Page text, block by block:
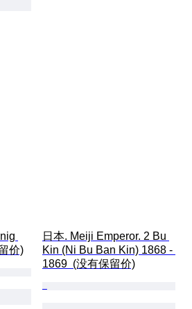
价)
日本. Meiji Emperor. 2 Bu
Kin (Ni Bu Ban Kin) 1868 -
1869  (没有保留价)